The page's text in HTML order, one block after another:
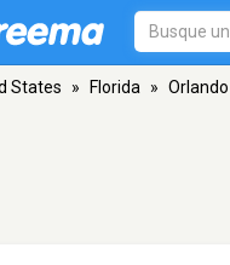
States » Florida » Orlando